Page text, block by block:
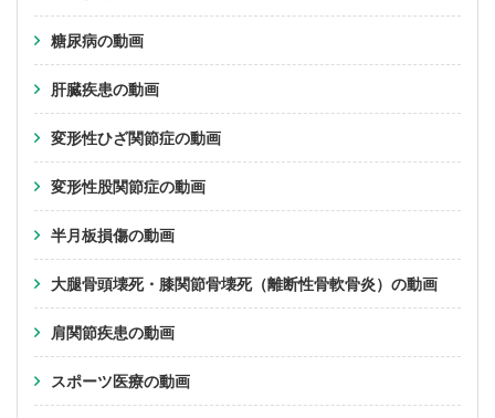
糖尿病の動画
肝臓疾患の動画
変形性ひざ関節症の動画
変形性股関節症の動画
半月板損傷の動画
大腿骨頭壊死・膝関節骨壊死（離断性骨軟骨炎）の動画
肩関節疾患の動画
スポーツ医療の動画